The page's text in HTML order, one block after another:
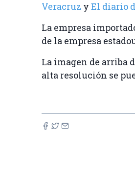
Veracruz y El diario
La empresa
de la empresa
La imagen de arriba
alta resolución se